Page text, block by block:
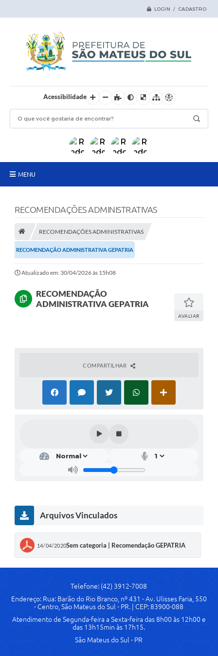
LOGIN / CADASTRO
Acessibilidade
MENU
Samas Digital
A Cidade
Transparência
Secretarias
Turismo
Solicitação de Remoção 2025/2026: Instituições Escolares
Chamamento Público para Artistas Locais
Agência do Trabalhador
Cadastro para Castração
Telefones Prefeitura Municipal
Imprensa
Telefones Postos de Saúde
RECOMENDAÇÕES ADMINISTRATIVAS
RECOMENDAÇÕES ADMINISTRATIVAS
RECOMENDAÇÃO ADMINISTRATIVA GEPATRIA
Atualizado em: 30/04/2026 às 15h08
RECOMENDAÇÃO
ADMINISTRATIVA GEPATRIA
AVALIAR
COMPARTILHAR
Arquivos Vinculados
14/04/2020Sem categoria | Recomendação GEPATRIA
Telefone: (42) 3912-7008
Endereço: Rua: Barão do Rio Branco, nº 431 - Av. Ulisses Faria, 550
- Centro, São Mateus do Sul - PR. | CEP: 83900-088
Atendimento de Segunda-feira a Sexta-feira das 8h00 às 12h00 e
das 13h15min às 17h15.
São Mateus do Sul - PR